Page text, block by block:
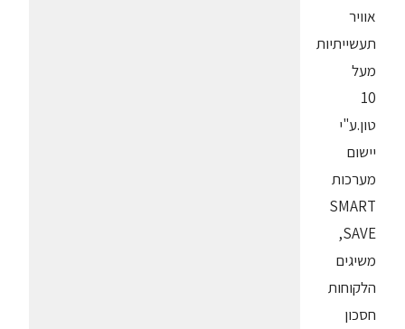
אוויר
תעשייתיות
מעל
10
טון.ע"י
יישום
מערכות
SMART
SAVE,
משיגים
הלקוחות
חסכון